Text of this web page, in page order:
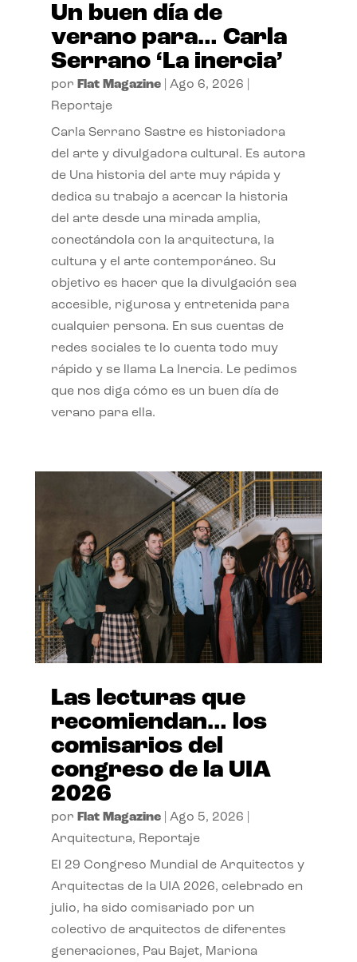
Un buen día de
verano para… Carla
Serrano ‘La inercia’
por Flat Magazine| Ago 6, 2026
Reportaje
Carla Serrano Sastre es historiadora
del arte y divulgadora cultural. Es autora
de Una historia del arte muy rápida y
dedica su trabajo a acercar la historia
del arte desde una mirada amplia,
conectándola con la arquitectura, la
cultura y el arte contemporáneo. Su
objetivo es hacer que la divulgación sea
accesible, rigurosa y entretenida para
cualquier persona. En sus cuentas de
redes sociales te lo cuenta todo muy
rápido y se llama La Inercia. Le pedimos
que nos diga cómo es un buen día de
verano para ella.
Las lecturas que
recomiendan… los
comisarios del
congreso de la UIA
2026
por Flat Magazine| Ago 5, 2026
Arquitectura, Reportaje
El 29 Congreso Mundial de Arquitectos y
Arquitectas de la UIA 2026, celebrado en
julio, ha sido comisariado por un
colectivo de arquitectos de diferentes
generaciones, Pau Bajet, Mariona